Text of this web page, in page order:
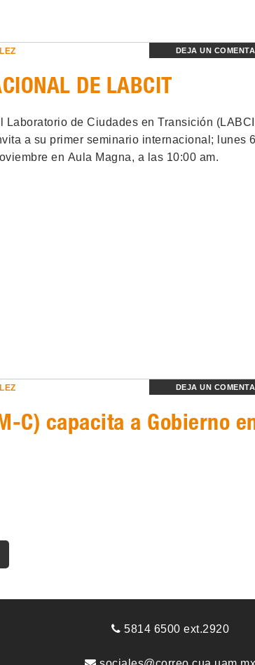
DEJA UN
DE LABCIT
Laboratorio de Ciudades en Transición
a su primer seminario internacional; lunes
en Aula Magna, a las 10:00 am.
DEJA UN
C) capacita a Gobierno
5814 6500 ext.2920